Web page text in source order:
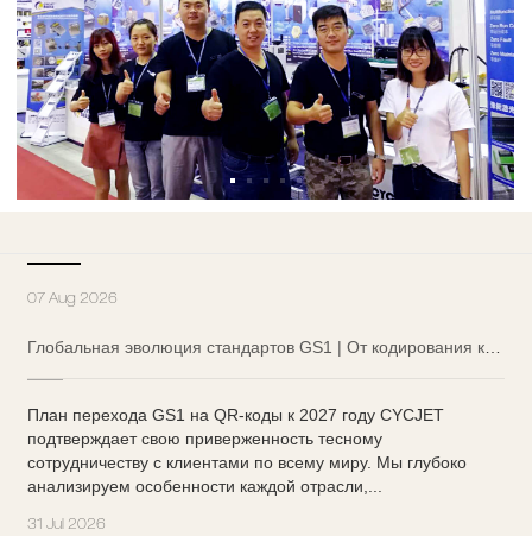
07 Aug 2026
Глобальная эволюция стандартов GS1 | От кодирования к новым возможностям: CYCJET раскрывает будущее цепочек поставок
План перехода GS1 на QR-коды к 2027 году CYCJET
подтверждает свою приверженность тесному
сотрудничеству с клиентами по всему миру. Мы глубоко
анализируем особенности каждой отрасли,...
31 Jul 2026